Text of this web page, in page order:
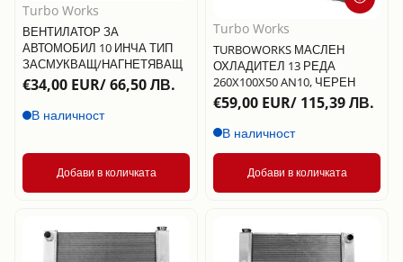
По азбучен ред,
A – Z
По азбучен ред,
Z – A
към висока
Цена, от висока
към ниска
Дата, от стара
към нова
Turbo Works
ВЕНТИЛАТОР ЗА
АВТОМОБИЛ 10 ИНЧА ТИП
ЗАСМУКВАЩ/НАГНЕТЯВАЩ
€34,00 EUR/ 66,50 ЛВ.
В наличност
Добави в количката
Turbo Works
TURBOWORKS МАСЛЕН
ОХЛАДИТЕЛ 13 РЕДА
260X100X50 AN10, ЧЕРЕН
€59,00 EUR/ 115,39 ЛВ.
В наличност
Добави в количката